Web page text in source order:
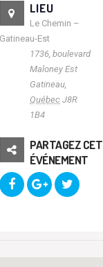
LIEU
Le Chemin –
Gatineau-Est
1736, boulevard
Maloney Est
Gatineau,
Québec J8R
1B4
PARTAGEZ CET
ÉVÉNEMENT